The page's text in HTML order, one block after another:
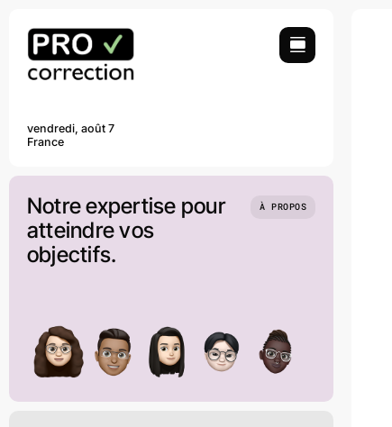
contenu
vendredi, août 7
France
Notre expertise pour
atteindre vos
objectifs.
À PROPOS